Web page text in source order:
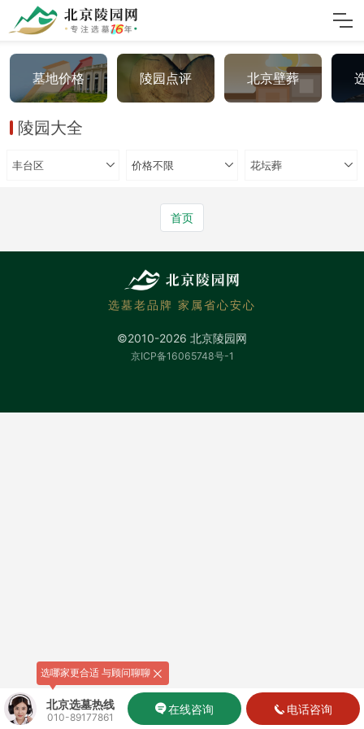
墓地价格 陵园点评 北京壁葬
陵园大全
丰台区 价格不限 花坛葬
首页
北京选墓热线
010-89177861
在线咨询 电话咨询
选哪家更合适 与顾问聊聊
选墓老品牌 家属省心安心
©2010-2026 北京陵园网
京ICP备16065748号-1